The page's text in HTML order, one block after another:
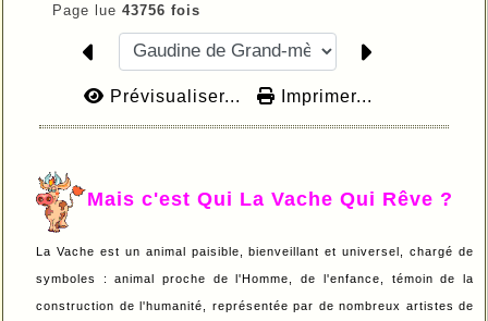
Page lue 43756 fois
Prévisualiser... Imprimer...
Mais c'est Qui La Vache Qui Rêve ?
La Vache est un animal paisible, bienveillant et universel, chargé de
symboles : animal proche de l'Homme, de l'enfance, témoin de la
construction de l'humanité, représentée par de nombreux artistes de